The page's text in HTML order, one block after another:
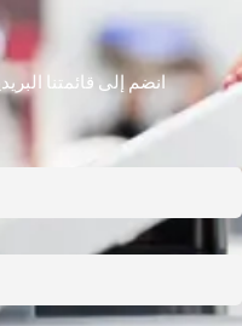
انضم إلى قائمتنا